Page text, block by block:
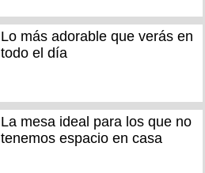
Lo más adorable que verás en
todo el día
La mesa ideal para los que no
tenemos espacio en casa